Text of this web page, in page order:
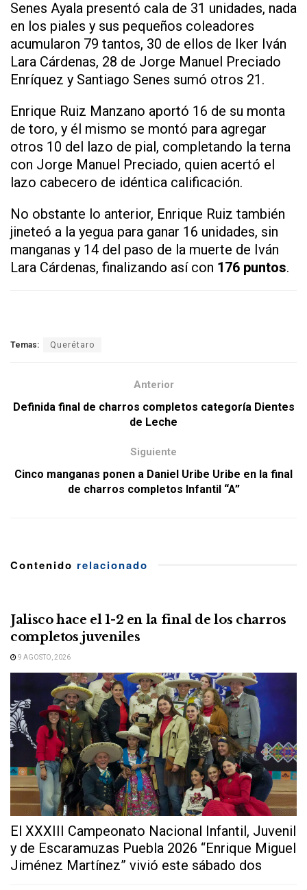
Senes Ayala presentó cala de 31 unidades, nada
en los piales y sus pequeños coleadores
acumularon 79 tantos, 30 de ellos de Iker Iván
Lara Cárdenas, 28 de Jorge Manuel Preciado
Enríquez y Santiago Senes sumó otros 21.
Enrique Ruiz Manzano aportó 16 de su monta
de toro, y él mismo se montó para agregar
otros 10 del lazo de pial, completando la terna
con Jorge Manuel Preciado, quien acertó el
lazo cabecero de idéntica calificación.
No obstante lo anterior, Enrique Ruiz también
jineteó a la yegua para ganar 16 unidades, sin
manganas y 14 del paso de la muerte de Iván
Lara Cárdenas, finalizando así con 176 puntos.
Temas: Querétaro
Anterior
Definida final de charros completos categoría Dientes
de Leche
Siguiente
Cinco manganas ponen a Daniel Uribe Uribe en la final
de charros completos Infantil “A”
Contenido relacionado
Jalisco hace el 1-2 en la final de los charros
completos juveniles
9 AGOSTO, 2026
El XXXIII Campeonato Nacional Infantil, Juvenil
y de Escaramuzas Puebla 2026 “Enrique Miguel
Jiménez Martínez” vivió este sábado dos